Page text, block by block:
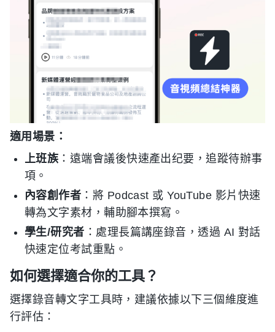
適用場景：
上班族 ：遠端會議後快速產出纪要，追蹤待辦事
項。
內容創作者 ：將 Podcast 或 YouTube 影片快速
轉為文字素材，輔助腳本撰寫。
學生/研究者 ：處理長篇講座錄音，透過 AI 對話
快速定位考試重點。
如何選擇適合你的工具？
選擇錄音轉文字工具時，建議依據以下三個維度進
行評估：